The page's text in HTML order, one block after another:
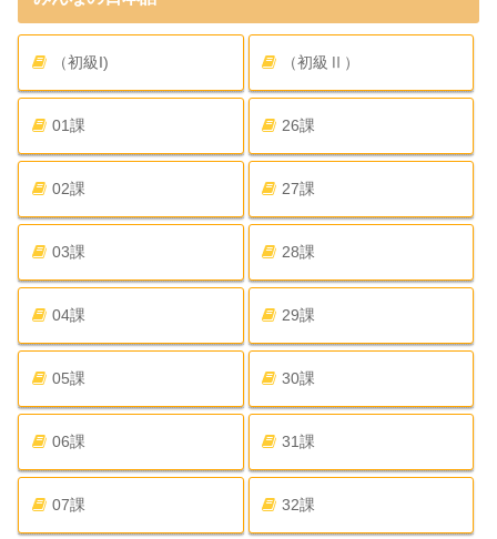
（初級I) （初級Ⅱ）
01課 26課
02課 27課
03課 28課
04課 29課
05課 30課
06課 31課
07課 32課